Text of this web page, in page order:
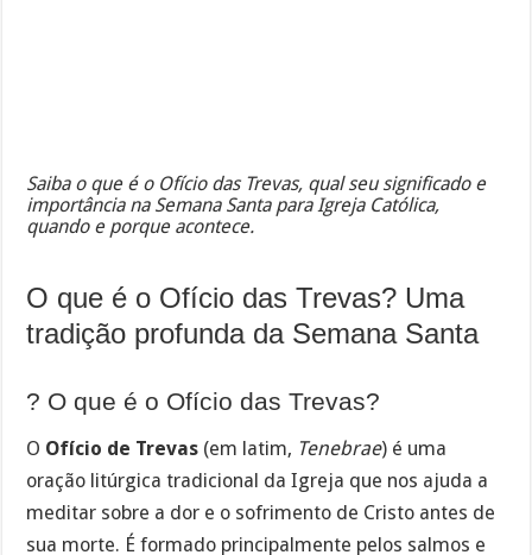
Saiba o que é o Ofício das Trevas, qual seu significado e
importância na Semana Santa para Igreja Católica,
quando e porque acontece.
O que é o Ofício das Trevas? Uma
tradição profunda da Semana Santa
? O que é o Ofício das Trevas?
O Ofício de Trevas (em latim, Tenebrae) é uma
oração litúrgica tradicional da Igreja que nos ajuda a
meditar sobre a dor e o sofrimento de Cristo antes de
sua morte. É formado principalmente pelos salmos e